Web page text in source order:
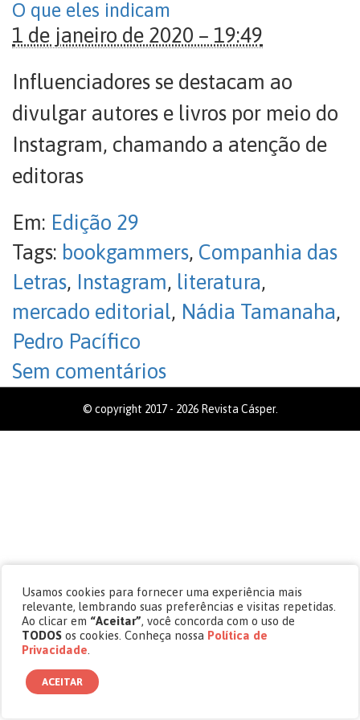
O que eles indicam
1 de janeiro de 2020 – 19:49
Influenciadores se destacam ao
divulgar autores e livros por meio do
Instagram, chamando a atenção de
editoras
Em: Edição 29
Tags: bookgammers, Companhia das
Letras, Instagram, literatura,
mercado editorial, Nádia Tamanaha,
Pedro Pacífico
Sem comentários
© copyright 2017 - 2026 Revista Cásper.
Usamos cookies para fornecer uma experiência mais
relevante, lembrando suas preferências e visitas repetidas.
Ao clicar em “Aceitar”, você concorda com o uso de
TODOS os cookies. Conheça nossa Política de
Privacidade
ACEITAR